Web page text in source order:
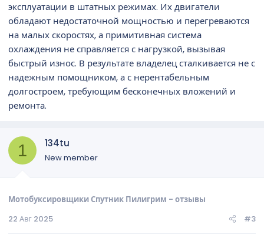
эксплуатации в штатных режимах. Их двигатели
обладают недостаточной мощностью и перегреваются
на малых скоростях, а примитивная система
охлаждения не справляется с нагрузкой, вызывая
быстрый износ. В результате владелец сталкивается не с
надежным помощником, а с нерентабельным
долгостроем, требующим бесконечных вложений и
ремонта.
1 134tu
New member
Мотобуксировщики Спутник Пилигрим - отзывы
22 Авг 2025
#3